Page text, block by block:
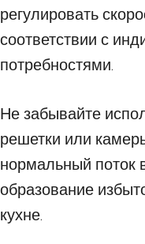
регулировать
соответствии с
потребностями.
Не забывайте
решетки или
нормальный поток
образование
кухне.